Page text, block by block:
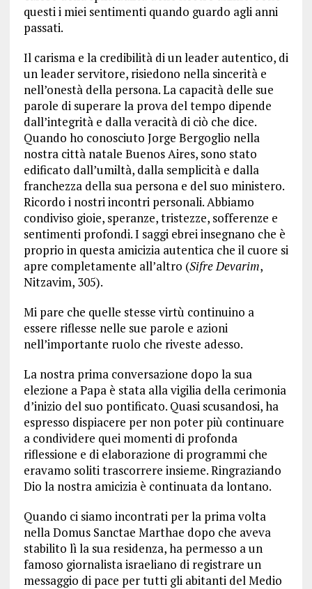
questi i miei sentimenti quando guardo agli anni
passati.
Il carisma e la credibilità di un leader autentico, di
un leader servitore, risiedono nella sincerità e
nell’onestà della persona. La capacità delle sue
parole di superare la prova del tempo dipende
dall’integrità e dalla veracità di ciò che dice.
Quando ho conosciuto Jorge Bergoglio nella
nostra città natale Buenos Aires, sono stato
edificato dall’umiltà, dalla semplicità e dalla
franchezza della sua persona e del suo ministero.
Ricordo i nostri incontri personali. Abbiamo
condiviso gioie, speranze, tristezze, sofferenze e
sentimenti profondi. I saggi ebrei insegnano che è
proprio in questa amicizia autentica che il cuore si
apre completamente all’altro (Sifre Devarim,
Nitzavim, 305).
Mi pare che quelle stesse virtù continuino a
essere riflesse nelle sue parole e azioni
nell’importante ruolo che riveste adesso.
La nostra prima conversazione dopo la sua
elezione a Papa è stata alla vigilia della cerimonia
d’inizio del suo pontificato. Quasi scusandosi, ha
espresso dispiacere per non poter più continuare
a condividere quei momenti di profonda
riflessione e di elaborazione di programmi che
eravamo soliti trascorrere insieme. Ringraziando
Dio la nostra amicizia è continuata da lontano.
Quando ci siamo incontrati per la prima volta
nella Domus Sanctae Marthae dopo che aveva
stabilito lì la sua residenza, ha permesso a un
famoso giornalista israeliano di registrare un
messaggio di pace per tutti gli abitanti del Medio